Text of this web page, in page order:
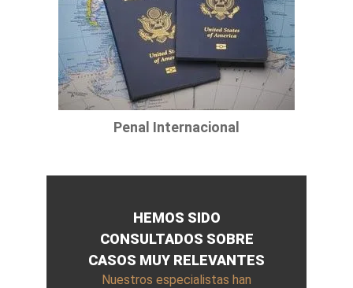
Penal Internacional
HEMOS SIDO
CONSULTADOS SOBRE
CASOS MUY RELEVANTES
Nuestros especialistas han